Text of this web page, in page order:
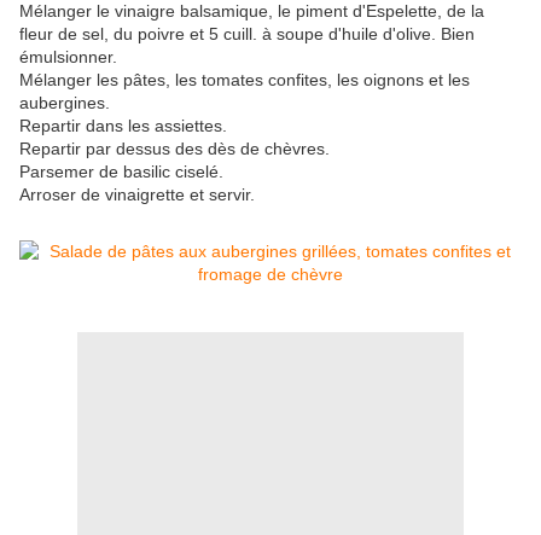
Mélanger le vinaigre balsamique, le piment d'Espelette, de la
fleur de sel, du poivre et 5 cuill. à soupe d'huile d'olive. Bien
émulsionner.
Mélanger les pâtes, les tomates confites, les oignons et les
aubergines.
Repartir dans les assiettes.
Repartir par dessus des dès de chèvres.
Parsemer de basilic ciselé.
Arroser de vinaigrette et servir.